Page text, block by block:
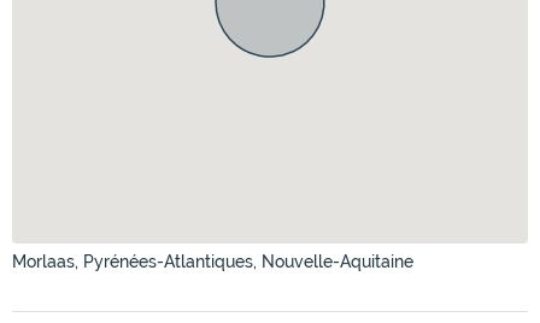
Morlaas, Pyrénées-Atlantiques, Nouvelle-Aquitaine